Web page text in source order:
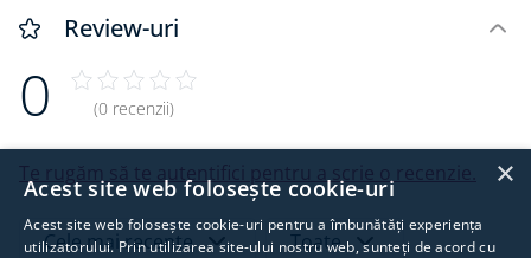
Review-uri
0 (0 recenzii)
Te rugăm să te autentifici pentru a scrie o recenzie.
Cele mai recente Toate
×
Acest site web folosește cookie-uri
Acest site web folosește cookie-uri pentru a îmbunătăți experiența
utilizatorului. Prin utilizarea site-ului nostru web, sunteți de acord cu